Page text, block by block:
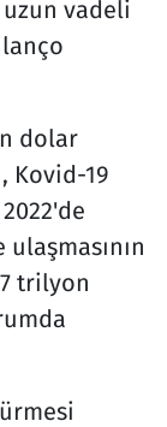
vadeli
dolar
Kovid-19
trilyon